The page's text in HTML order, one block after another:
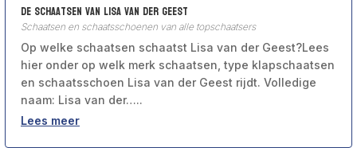
De schaatsen van Lisa van der Geest
Schaatsen en schaatsschoenen van alle topschaatsers
Op welke schaatsen schaatst Lisa van der Geest?Lees
hier onder op welk merk schaatsen, type klapschaatsen
en schaatsschoen Lisa van der Geest rijdt. Volledige
naam: Lisa van der…..
Lees meer